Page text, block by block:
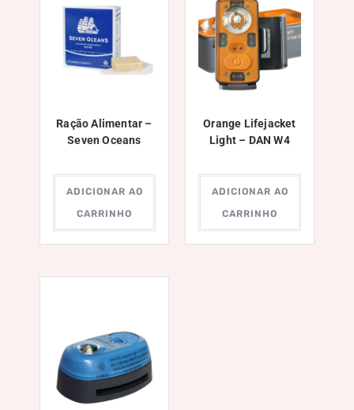
Ração Alimentar –
Seven Oceans
ADICIONAR AO
CARRINHO
Orange Lifejacket
Light – DAN W4
ADICIONAR AO
CARRINHO